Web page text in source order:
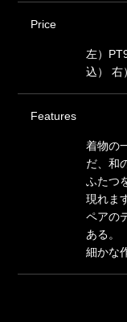
Price
左）
込） 右
Features
着物の
だ、和
ふたつ
現れま
ペアの
ある。
細かな